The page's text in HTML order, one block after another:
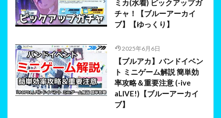
ミカ(水着) ピックアップガ
チャ！【ブルーアーカイ
ブ】【ゆっくり】
2025年6月6日
【ブルアカ】バンドイベン
ト ミニゲーム解説 簡単効
率攻略＆重要注意 (-ive
aLIVE!)【ブルーアーカイ
ブ】